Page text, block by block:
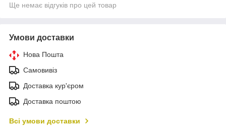
Ще немає відгуків про цей товар
Умови доставки
Нова Пошта
Самовивіз
Доставка кур'єром
Доставка поштою
Всі умови доставки